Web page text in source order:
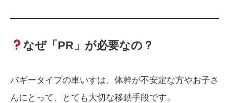
なぜ「PR」が必要なの？
バギータイプの車いすは、体幹が不安定な方やお子さ
んにとって、とても大切な移動手段です。